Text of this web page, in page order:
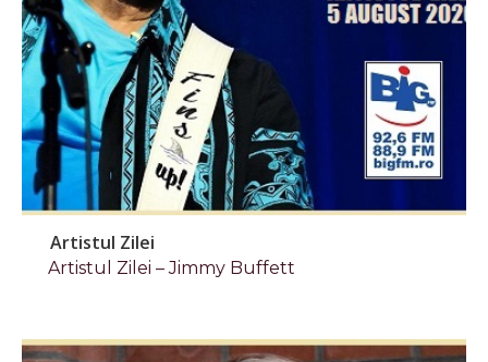
Artistul Zilei
Artistul Zilei – Jimmy Buffett